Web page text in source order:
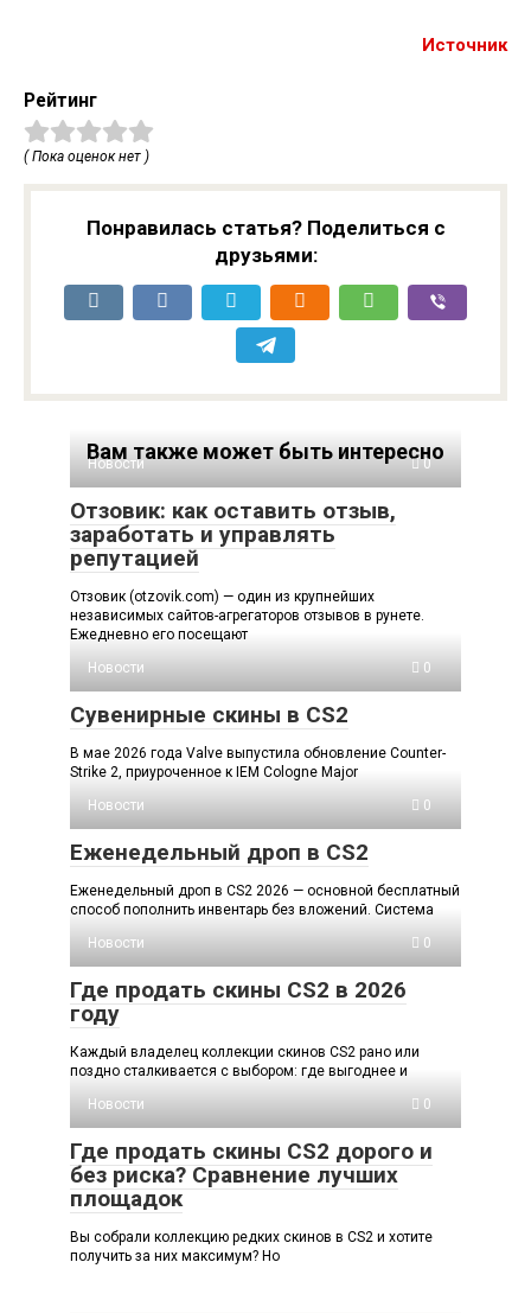
Источник
Рейтинг
( Пока оценок нет )
Понравилась статья? Поделиться с
друзьями:
Вам также может быть интересно
Новости 0
Отзовик: как оставить отзыв,
заработать и управлять
репутацией
Отзовик (otzovik.com) — один из крупнейших
независимых сайтов-агрегаторов отзывов в рунете.
Ежедневно его посещают
Новости
0
Сувенирные скины в CS2
В мае 2026 года Valve выпустила обновление Counter-
Strike 2, приуроченное к IEM Cologne Major
Новости
0
Еженедельный дроп в CS2
Еженедельный дроп в CS2 2026 — основной бесплатный
способ пополнить инвентарь без вложений. Система
Новости
0
Где продать скины CS2 в 2026
году
Каждый владелец коллекции скинов CS2 рано или
поздно сталкивается с выбором: где выгоднее и
Новости
0
Где продать скины CS2 дорого и
без риска? Сравнение лучших
площадок
Вы собрали коллекцию редких скинов в CS2 и хотите
получить за них максимум? Но